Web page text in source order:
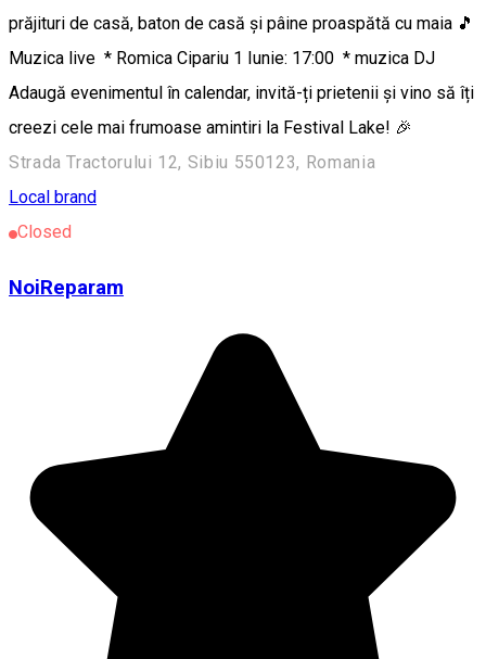
prăjituri de casă, baton de casă și pâine proaspătă cu maia 🎵
Muzica live * Romica Cipariu 1 Iunie: 17:00 * muzica DJ
Adaugă evenimentul în calendar, invită-ți prietenii și vino să îți
creezi cele mai frumoase amintiri la Festival Lake! 🎉
Strada Tractorului 12, Sibiu 550123, Romania
Local brand
Closed
NoiReparam